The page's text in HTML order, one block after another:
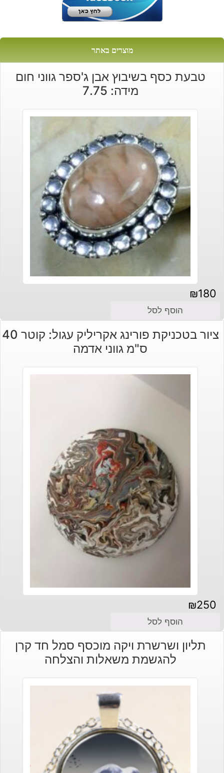
מוצרים באתר
טבעת כסף בשיבוץ אבן ג'ספר גווני חום
מידה: 7.75
₪180
הוסף לסל
ציור בטכניקת פורינג אקריליק עגול: קוטר 40
ס"מ גווני אדמה
₪250
הוסף לסל
תליון ושרשרת ויקה מוכסף סמל חד קרן
להגשמת משאלות והצלחה